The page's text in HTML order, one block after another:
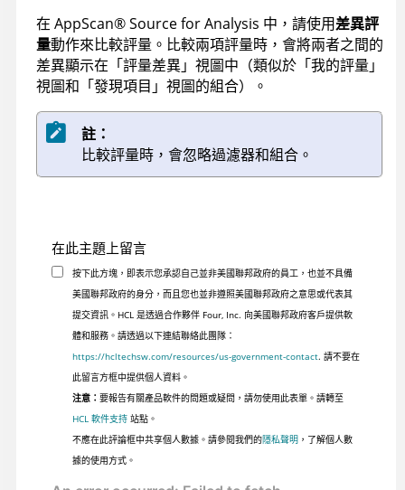
在 AppScan®Source for Analysis 中，請使用差異評
量動作來比較評量。比較兩項評量時，會將兩者之間的
差異顯示在「評量差異」視圖中（類似於「我的評量」
視圖和「發現項目」視圖的組合）。
註：
比較評量時，會忽略過濾器和組合。
在此主題上留言
按下此方塊，即表示您承認自己並非美國聯邦政府的員工，也並不具備
美國聯邦政府的身分，而且您也並非遵照美國聯邦政府之意思或代表其
提交資訊。HCL 是透過合作夥伴 Four, Inc. 向美國聯邦政府客戶提供軟
體和服務。請透過以下連結聯絡此團隊：
https://hcltechsw.com/resources/us-government-contact. 請不要在
此留言方框中提供個人資料。
注意： 要報告有關產品軟件的問題或疑問，請勿使用此表單。請轉至
HCL 軟件支持站點。
不應在此評論框中共享個人數據。請參閱我們的隱私聲明 ，了解個人數
據的使用方式。